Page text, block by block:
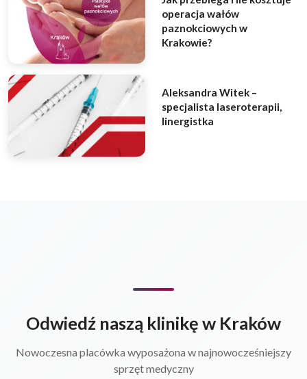
operacja wałów
paznokciowych w
Krakowie?
Aleksandra Witek –
specjalista laseroterapii,
linergistka
Odwiedź naszą klinikę w Kraków
Nowoczesna placówka wyposażona w najnowocześniejszy
sprzęt medyczny